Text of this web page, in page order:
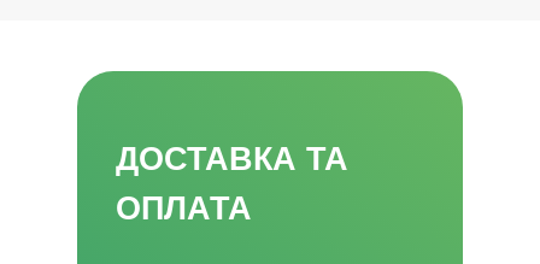
ДОСТАВКА ТА
ОПЛАТА